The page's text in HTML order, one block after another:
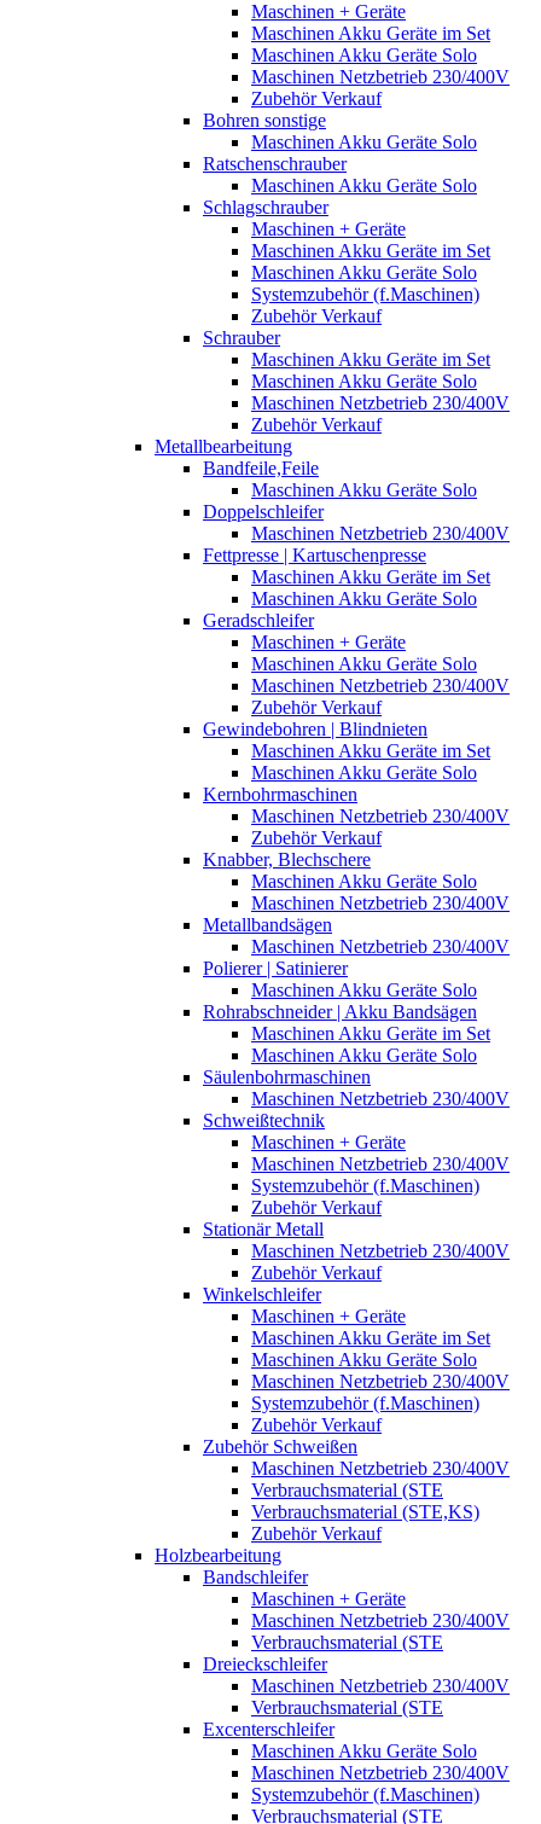
Maschinen + Geräte
Maschinen Akku Geräte im Set
Maschinen Akku Geräte Solo
Maschinen Netzbetrieb 230/400V
Zubehör Verkauf
Bohren sonstige
Maschinen Akku Geräte Solo
Ratschenschrauber
Maschinen Akku Geräte Solo
Schlagschrauber
Maschinen + Geräte
Maschinen Akku Geräte im Set
Maschinen Akku Geräte Solo
Systemzubehör (f.Maschinen)
Zubehör Verkauf
Schrauber
Maschinen Akku Geräte im Set
Maschinen Akku Geräte Solo
Maschinen Netzbetrieb 230/400V
Zubehör Verkauf
Metallbearbeitung
Bandfeile,Feile
Maschinen Akku Geräte Solo
Doppelschleifer
Maschinen Netzbetrieb 230/400V
Fettpresse | Kartuschenpresse
Maschinen Akku Geräte im Set
Maschinen Akku Geräte Solo
Geradschleifer
Maschinen + Geräte
Maschinen Akku Geräte Solo
Maschinen Netzbetrieb 230/400V
Zubehör Verkauf
Gewindebohren | Blindnieten
Maschinen Akku Geräte im Set
Maschinen Akku Geräte Solo
Kernbohrmaschinen
Maschinen Netzbetrieb 230/400V
Zubehör Verkauf
Knabber, Blechschere
Maschinen Akku Geräte Solo
Maschinen Netzbetrieb 230/400V
Metallbandsägen
Maschinen Netzbetrieb 230/400V
Polierer | Satinierer
Maschinen Akku Geräte Solo
Rohrabschneider | Akku Bandsägen
Maschinen Akku Geräte im Set
Maschinen Akku Geräte Solo
Säulenbohrmaschinen
Maschinen Netzbetrieb 230/400V
Schweißtechnik
Maschinen + Geräte
Maschinen Netzbetrieb 230/400V
Systemzubehör (f.Maschinen)
Zubehör Verkauf
Stationär Metall
Maschinen Netzbetrieb 230/400V
Zubehör Verkauf
Winkelschleifer
Maschinen + Geräte
Maschinen Akku Geräte im Set
Maschinen Akku Geräte Solo
Maschinen Netzbetrieb 230/400V
Systemzubehör (f.Maschinen)
Zubehör Verkauf
Zubehör Schweißen
Maschinen Netzbetrieb 230/400V
Verbrauchsmaterial (STE
Verbrauchsmaterial (STE,KS)
Zubehör Verkauf
Holzbearbeitung
Bandschleifer
Maschinen + Geräte
Maschinen Netzbetrieb 230/400V
Verbrauchsmaterial (STE
Dreieckschleifer
Maschinen Netzbetrieb 230/400V
Verbrauchsmaterial (STE
Excenterschleifer
Maschinen Akku Geräte Solo
Maschinen Netzbetrieb 230/400V
Systemzubehör (f.Maschinen)
Verbrauchsmaterial (STE